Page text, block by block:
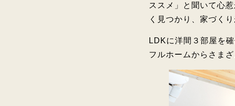
ススメ」と聞いて心
く見つかり、家づく
LDKに洋間３部屋を
フルホームからさま